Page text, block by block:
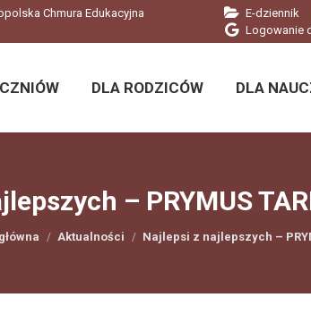
Chmura Edukacyjna
E-dziennik
Logowanie
DLA RODZICÓW DLA
– PRYMUS
Aktualności Najlepsi z najlepszych –
DLA